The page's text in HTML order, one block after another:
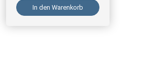
In den Warenkorb